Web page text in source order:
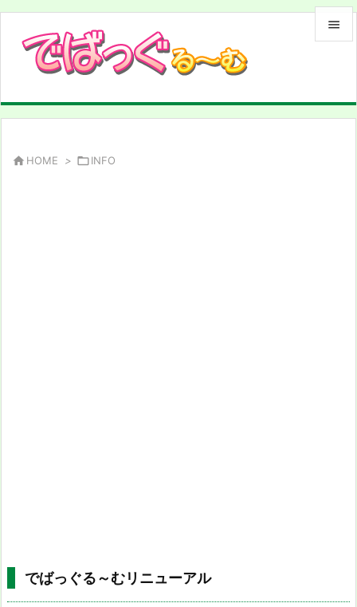


 HOME > INFO
でばっぐる～むリニューアル